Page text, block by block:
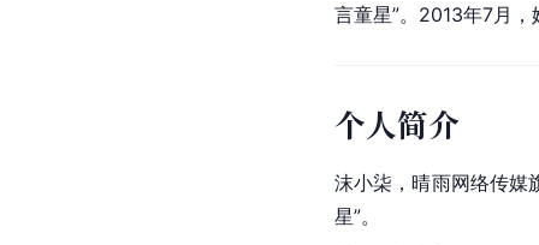
言童星”。2013年7月
个人简介
沫小柒，晴雨网络传媒
星”。